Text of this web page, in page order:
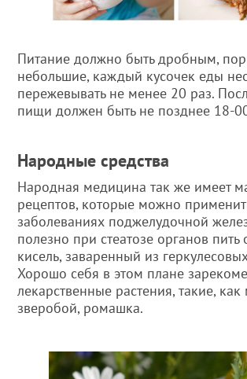
Питание должно быть дробным,
небольшие, каждый кусочек еды
пережевывать не менее 20 раз.
пищи должен быть не позднее 18-
Народные средства
Народная медицина так же имеет
рецептов, которые можно
заболеваниях поджелудочной
полезно при стеатозе органов пить
кисель, заваренный из
Хорошо себя в этом плане
лекарственные растения, такие, как
зверобой, ромашка.